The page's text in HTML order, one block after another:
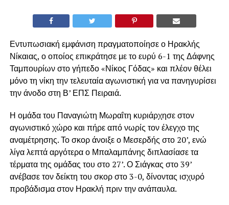
Εντυπωσιακή εμφάνιση πραγματοποίησε ο Ηρακλής
Νίκαιας, ο οποίος επικράτησε με το ευρύ 6-1 της Δάφνης
Ταμπουρίων στο γήπεδο «Νίκος Γόδας» και πλέον θέλει
μόνο τη νίκη την τελευταία αγωνιστική για να πανηγυρίσει
την άνοδο στη Β’ ΕΠΣ Πειραιά.
Η ομάδα του Παναγιώτη Μωραΐτη κυριάρχησε στον
αγωνιστικό χώρο και πήρε από νωρίς τον έλεγχο της
αναμέτρησης. Το σκορ άνοιξε ο Μεσερδής στο 20’, ενώ
λίγα λεπτά αργότερα ο Μπαλαμπάνης διπλασίασε τα
τέρματα της ομάδας του στο 27’. Ο Σιάγκας στο 39’
ανέβασε τον δείκτη του σκορ στο 3-0, δίνοντας ισχυρό
προβάδισμα στον Ηρακλή πριν την ανάπαυλα.